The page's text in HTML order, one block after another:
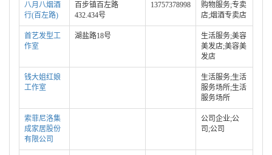
八月八烟酒
行(百左路)
百步镇百左路
432.434号
13757378998
购物服务;专卖
店;烟酒专卖店
首艺发型工
作室
湖盐路18号
生活服务;美容
美发店;美容美
发店
钱大姐红娘
工作室
生活服务;生活
服务场所;生活
服务场所
索菲尼洛集
成家居股份
有限公司
公司企业;公
司;公司